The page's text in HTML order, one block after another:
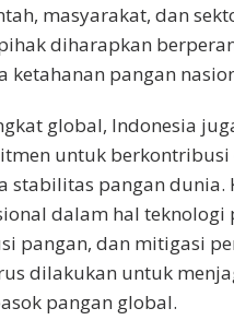
masyarakat, dan
diharapkan
ketahanan pangan
global, Indonesia
untuk
stabilitas pangan dunia.
dalam hal teknologi
pangan, dan mitigasi
dilakukan untuk
pangan global.